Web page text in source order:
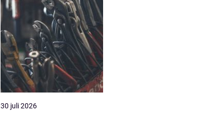
30 juli 2026